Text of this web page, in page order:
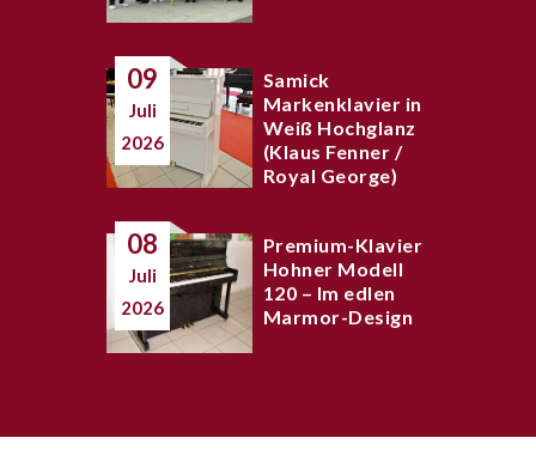
09
Juli
2026
Samick
Markenklavier in
Weiß Hochglanz
(Klaus Fenner /
Royal George)
08
Juli
2026
Premium-Klavier
Hohner Modell
120 – Im edlen
Marmor-Design